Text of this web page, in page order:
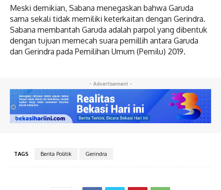
Meski demikian, Sabana menegaskan bahwa Garuda
sama sekali tidak memiliki keterkaitan dengan Gerindra.
Sabana membantah Garuda adalah parpol yang dibentuk
dengan tujuan memecah suara pemillih antara Garuda
dan Gerindra pada Pemilihan Umum (Pemilu) 2019.
- Advertisement -
TAGS Berita Politik Gerindra